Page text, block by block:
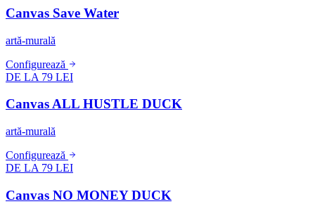
Canvas Save Water
artă-murală
Configurează
DE LA 79 LEI
Canvas ALL HUSTLE DUCK
artă-murală
Configurează
DE LA 79 LEI
Canvas NO MONEY DUCK